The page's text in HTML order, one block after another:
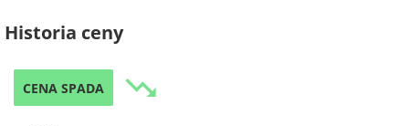
Historia ceny
CENA SPADA trending_down